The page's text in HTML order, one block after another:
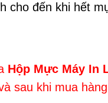
cho đến khi hết
Hộp Mực Máy In
sau khi mua